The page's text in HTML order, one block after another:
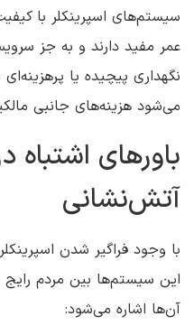
عمر مفید دارند و به جز
نگهداری پیچیده یا
می‌شود هزینه‌های جانبی
باورهای اشتباه
آتش‌نشانی
با وجود فراگیر شدن
این سیستم‌ها بین مردم
آن‌ها اشاره می‌شود: